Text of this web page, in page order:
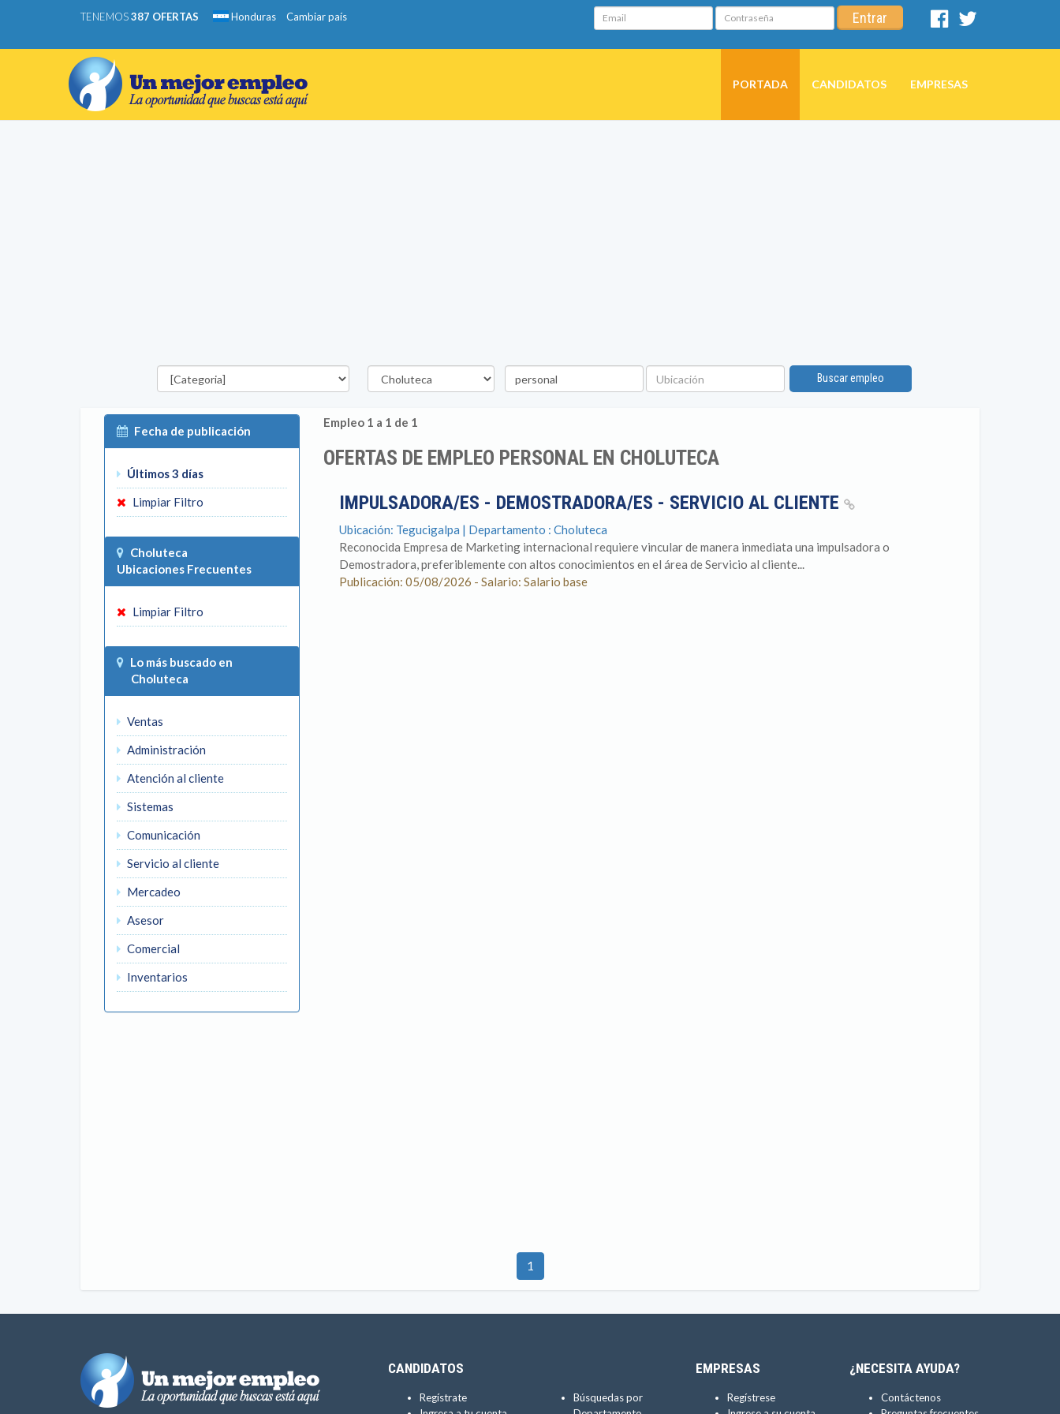
TENEMOS387 OFERTAS Honduras Cambiar país Email Contraseña Entrar
Facebook
PORTADA CANDIDATOS EMPRESAS
Categorías Departamento
Palabra
clave
Ubicación
Buscar empleo
Fecha de publicación
Últimos 3 días
Limpiar Filtro
Choluteca
Ubicaciones Frecuentes
Limpiar Filtro
Lo más buscado en
Choluteca
Ventas
Administración
Atención al cliente
Sistemas
Comunicación
Servicio al cliente
Mercadeo
Asesor
Comercial
Inventarios
Empleo 1 a 1 de 1
OFERTAS DE EMPLEO PERSONAL EN CHOLUTECA
IMPULSADORA/ES - DEMOSTRADORA/ES - SERVICIO AL CLIENTE
Ubicación: Tegucigalpa | Departamento : Choluteca
Reconocida Empresa de Marketing internacional requiere vincular de manera inmediata una impulsadora o
Demostradora, preferiblemente con altos conocimientos en el área de Servicio al cliente...
Publicación: 05/08/2026 - Salario: Salario base
1
CANDIDATOS
Regístrate
Búsquedas por
EMPRESAS
Regístrese
¿NECESITA AYUDA?
Contáctenos